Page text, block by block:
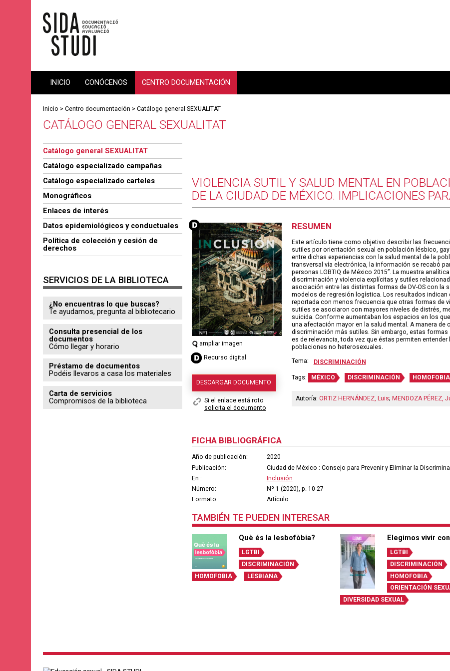
INICIO CONÓCENOS CENTRO DOCUMENTACIÓN
Inicio > Centro documentación > Catálogo general SEXUALITAT
CATÁLOGO GENERAL SEXUALITAT
VIOLENCIA SUTIL Y SALUD MENTAL EN
DE LA CIUDAD DE MÉXICO. IMPLICACIONES
ampliar imagen
Recurso digital
DESCARGAR DOCUMENTO
Si el enlace está roto
solicita el documento
RESUMEN
Este artículo tiene como objetivo describir las
sutiles por orientación sexual en población lésbico,
entre dichas experiencias con la salud mental de la
transversal vía electrónica, la información se recabó
personas LGBTIQ de México 2015”. La muestra
discriminación y violencia explícitas y sutiles
asociación entre las distintas formas de DV-OS con la
modelos de regresión logística. Los resultados
reportada con menos frecuencia que otras formas de
sutiles se asociaron con mayores niveles de distrés,
suicida. Conforme aumentaban los espacios en los
una afectación mayor en la salud mental. A manera
discriminación más sutiles. Sin embargo, estas
es de relevancia, toda vez que éstas permiten
poblaciones no heterosexuales.
Tema:
DISCRIMINACIÓN
Tags: MÉXICO DISCRIMINACIÓN HOMOFOBIA
Autoría: ORTIZ HERNÁNDEZ, Luis; MENDOZA PÉREZ,
FICHA BIBLIOGRÁFICA
Año de publicación:
2020
Publicación:
Ciudad de México : Consejo para Prevenir y Eliminar la
En :
Inclusión
Número:
Nº 1 (2020), p. 10-27
Formato:
Artículo
TAMBIÉN TE PUEDEN INTERESAR
Què és la lesbofòbia?
LGTBI
DISCRIMINACIÓN
HOMOFOBIA
LESBIANA
Elegimos vivir
LGTBI
DISCRIMINACIÓN
HOMOFOBIA
ORIENTACIÓN
DIVERSIDAD SEXUAL
Catálogo general SEXUALITAT
Catálogo especializado campañas
Catálogo especializado carteles
Monográficos
Enlaces de interés
Datos epidemiológicos y conductuales
Política de colección y cesión de
derechos
SERVICIOS DE LA BIBLIOTECA
¿No encuentras lo que buscas?
Te ayudamos, pregunta al bibliotecario
Consulta presencial de los
documentos
Cómo llegar y horario
Préstamo de documentos
Podéis llevaros a casa los materiales
Carta de servicios
Compromisos de la biblioteca